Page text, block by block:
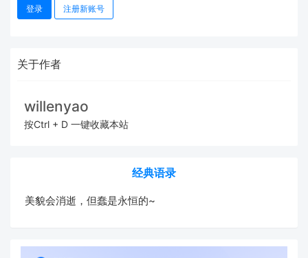
登录 注册新账号
关于作者
willenyao
按Ctrl + D 一键收藏本站
经典语录
美貌会消逝，但蠢是永恒的~